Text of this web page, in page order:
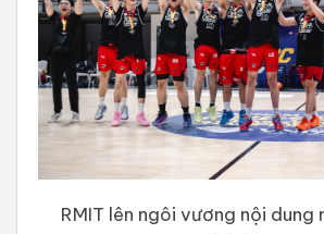
RMIT lên ngôi vương nội dung